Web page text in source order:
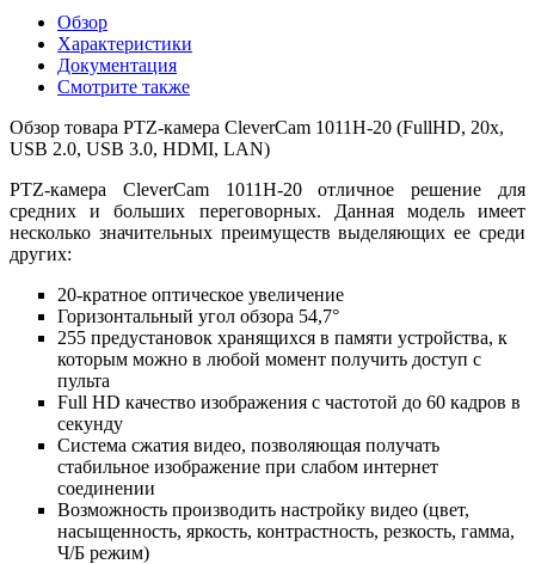
Обзор
Характеристики
Документация
Смотрите также
Обзор товара PTZ-камера CleverCam 1011H-20 (FullHD, 20x,
USB 2.0, USB 3.0, HDMI, LAN)
PTZ-камера CleverCam 1011H-20 отличное решение для
средних и больших переговорных. Данная модель имеет
несколько значительных преимуществ выделяющих ее среди
других:
20-кратное оптическое увеличение
Горизонтальный угол обзора 54,7°
255 предустановок хранящихся в памяти устройства, к
которым можно в любой момент получить доступ с
пульта
Full HD качество изображения с частотой до 60 кадров в
секунду
Система сжатия видео, позволяющая получать
стабильное изображение при слабом интернет
соединении
Возможность производить настройку видео (цвет,
насыщенность, яркость, контрастность, резкость, гамма,
Ч/Б режим)